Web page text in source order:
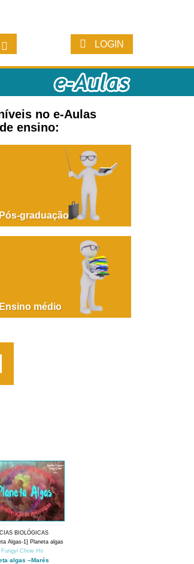
LOGIN
BACCIN
Aula 1 – parte 1
no e-Aulas
ensino:
Pós-graduação
Ensino médio
BIOLÓGICAS
Algas-1] Planeta algas
Fungyi Chow Ho
algas –Marés